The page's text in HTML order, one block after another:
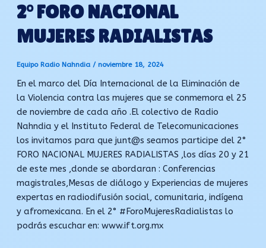
2° FORO NACIONAL
MUJERES RADIALISTAS
Equipo Radio Nahndia / noviembre 18, 2024
En el marco del Día Internacional de la Eliminación de
la Violencia contra las mujeres que se conmemora el 25
de noviembre de cada año .El colectivo de Radio
Nahndia y el Instituto Federal de Telecomunicaciones
los invitamos para que junt@s seamos participe del 2°
FORO NACIONAL MUJERES RADIALISTAS ,los días 20 y 21
de este mes ,donde se abordaran : Conferencias
magistrales,Mesas de diálogo y Experiencias de mujeres
expertas en radiodifusión social, comunitaria, indígena
y afromexicana. En el 2° #ForoMujeresRadialistas lo
podrás escuchar en: www.ift.org.mx